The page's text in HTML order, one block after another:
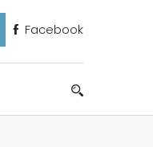
Facebook